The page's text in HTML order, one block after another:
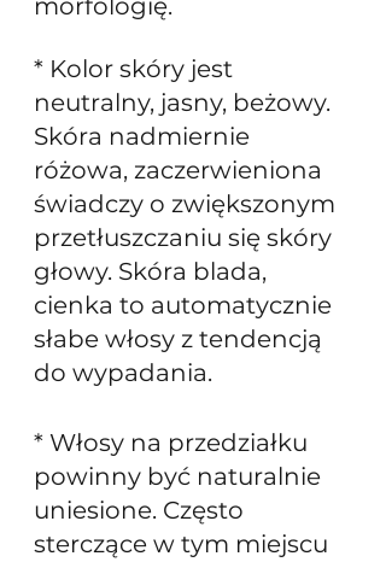
morfologię.
* Kolor skóry jest
neutralny, jasny, beżowy.
Skóra nadmiernie
różowa, zaczerwieniona
świadczy o zwiększonym
przetłuszczaniu się skóry
głowy. Skóra blada,
cienka to automatycznie
słabe włosy z tendencją
do wypadania.
* Włosy na przedziałku
powinny być naturalnie
uniesione. Często
sterczące w tym miejscu